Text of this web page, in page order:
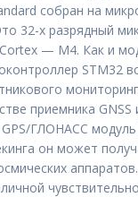
собран на
32-х разрядный
— M4. Как и
STM32
приемника GNSS
ГЛОНАСС модуль
он может